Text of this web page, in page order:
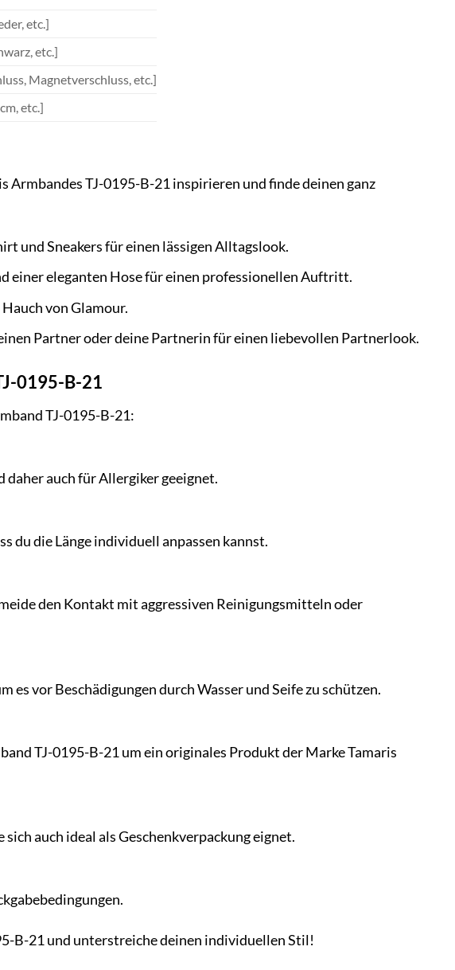
etc.]
etc.]
Magnetverschluss, etc.]
etc.]
TJ-0195-B-21 inspirieren und finde deinen ganz
und Sneakers für einen lässigen Alltagslook.
einer eleganten Hose für einen professionellen Auftritt.
von Glamour.
Partner oder deine Partnerin für einen liebevollen Partnerlook.
0195-B-21
TJ-0195-B-21:
auch für Allergiker geeignet.
du die Länge individuell anpassen kannst.
den Kontakt mit aggressiven Reinigungsmitteln oder
es vor Beschädigungen durch Wasser und Seife zu schützen.
TJ-0195-B-21 um ein originales Produkt der Marke Tamaris
auch ideal als Geschenkverpackung eignet.
B-21 und unterstreiche deinen individuellen Stil!